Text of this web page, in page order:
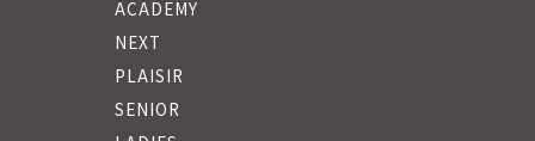
ACADEMY
NEXT
PLAISIR
SENIOR